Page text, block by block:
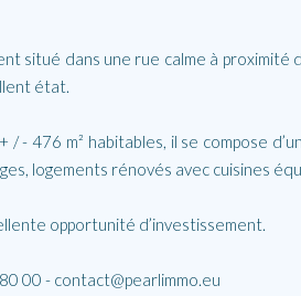
situé dans une rue calme à
état.
476 m² habitables, il se compose
logements rénovés avec cuisines
opportunité d’investissement.
00 - contact@pearlimmo.eu